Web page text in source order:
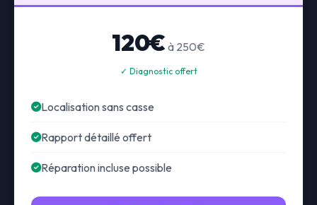
120€ à 250€
✓ Diagnostic offert
Localisation sans casse
Rapport détaillé offert
Réparation incluse possible